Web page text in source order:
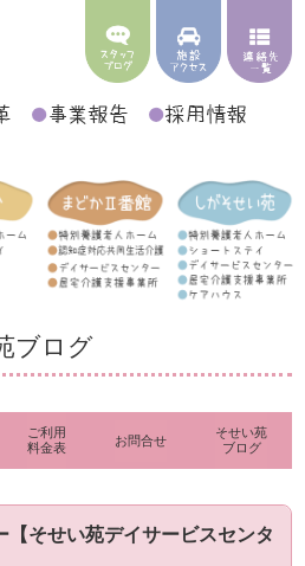
ブログ
ご利用
料金表
お問合せ
そせい苑
ブログ
【そせい苑デイサービスセンタ